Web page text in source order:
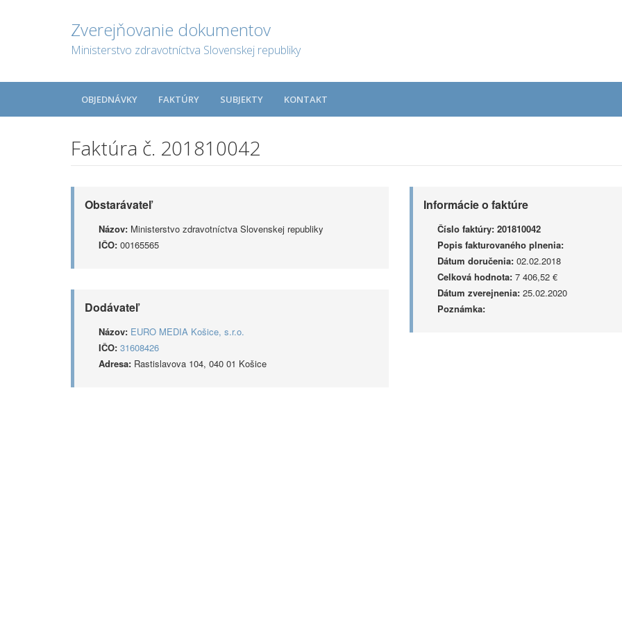
Zverejňovanie dokumentov
Ministerstvo zdravotníctva Slovenskej republiky
OBJEDNÁVKY FAKTÚRY SUBJEKTY KONTAKT
Faktúra č. 201810042
Obstarávateľ
Názov: Ministerstvo zdravotníctva Slovenskej republiky
IČO: 00165565
Dodávateľ
Názov: EURO MEDIA Košice, s.r.o.
IČO: 31608426
Adresa: Rastislavova 104, 040 01 Košice
Informácie o faktúre
Číslo faktúry: 201810042
Popis fakturovaného plnenia:
Dátum doručenia:02.02.2018
Celková hodnota:7 406,52 €
Dátum zverejnenia:25.02.2020
Poznámka: